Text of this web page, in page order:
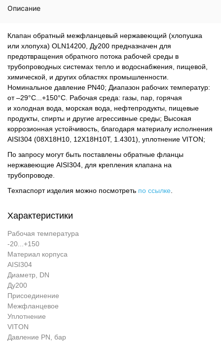
Описание
Клапан обратный межфланцевый нержавеющий (хлопушка
или хлопуха) OLN14200, Ду200 предназначен для
предотвращения обратного потока рабочей среды в
трубопроводных системах тепло и водоснабжения, пищевой,
химической, и других областях промышленности.
Номинальное давление PN40; Диапазон рабочих температур:
от –29°C...+150°C. Рабочая среда: газы, пар, горячая
и холодная вода, морская вода, нефтепродукты, пищевые
продукты, спирты и другие агрессивные среды; Высокая
коррозионная устойчивость, благодаря материалу исполнения
AISI304 (08Х18Н10, 12Х18Н10Т, 1.4301), уплотнение VITON;
По запросу могут быть поставлены обратные фланцы
нержавеющие AISI304, для крепления клапана на
трубопроводе.
Техпаспорт изделия можно посмотреть по ссылке
Характеристики
Рабочая температура
-20...+150
Материал корпуса
AISI304
Диаметр, DN
Ду200
Присоединение
Межфланцевое
Уплотнение
VITON
Давление PN, бар